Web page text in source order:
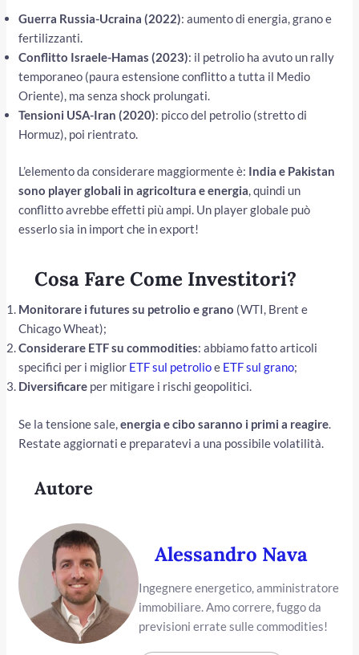
Guerra Russia-Ucraina (2022): aumento di energia, grano e
fertilizzanti.
Conflitto Israele-Hamas (2023): il petrolio ha avuto un rally
temporaneo (paura estensione conflitto a tutta il Medio
Oriente), ma senza shock prolungati.
Tensioni USA-Iran (2020): picco del petrolio (stretto di
Hormuz), poi rientrato.
L’elemento da considerare maggiormente è: India e Pakistan
sono player globali in agricoltura e energia, quindi un
conflitto avrebbe effetti più ampi. Un player globale può
esserlo sia in import che in export!
Cosa Fare Come Investitori?
Monitorare i futures su petrolio e grano (WTI, Brent e
Chicago Wheat);
Considerare ETF su commodities: abbiamo fatto articoli
specifici per i miglior ETF sul petrolioe ETF sul grano;
Diversificare per mitigare i rischi geopolitici.
Se la tensione sale,energia e cibo saranno i primi a reagire
Restate aggiornati e preparatevi a una possibile volatilità.
Autore
Alessandro Nava
Ingegnere energetico, amministratore
immobiliare. Amo correre, fuggo da
previsioni errate sulle commodities!